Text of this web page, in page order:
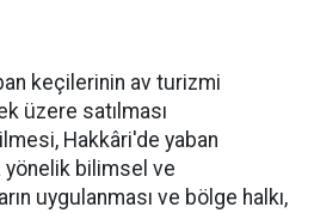
keçilerinin av turizmi
üzere satılması
Hakkâri'de yaban
yönelik bilimsel ve
uygulanması ve bölge halkı,